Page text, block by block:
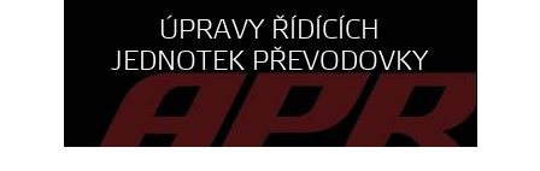
ÚPRAVY ŘÍDÍCÍCH
JEDNOTEK PŘEVODOVKY